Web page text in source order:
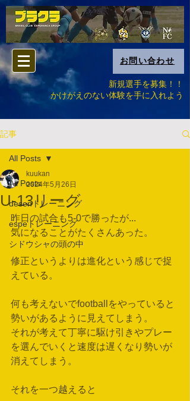
お問い合わせ
新規選手を募集！！
​かけがえのない体験を手に入れよう
記事
All Posts
desenトレーニング
espeトレーニング
シドウシャの頭の中
All Posts
U-13リーグ
kuukan
2024年5月26日
昨日の試合も5-0で勝ったが...
気になることがたくさんあった。
修正というよりは進化という感じで捉
えている。
何も考えないでfootballをやっていると
勢いがあるように見えてしまう。
それが考えて丁寧に駆け引きやプレー
を選んでいくと速度は遅くなり勢いが
消えてしまう。
それを一つ越えると